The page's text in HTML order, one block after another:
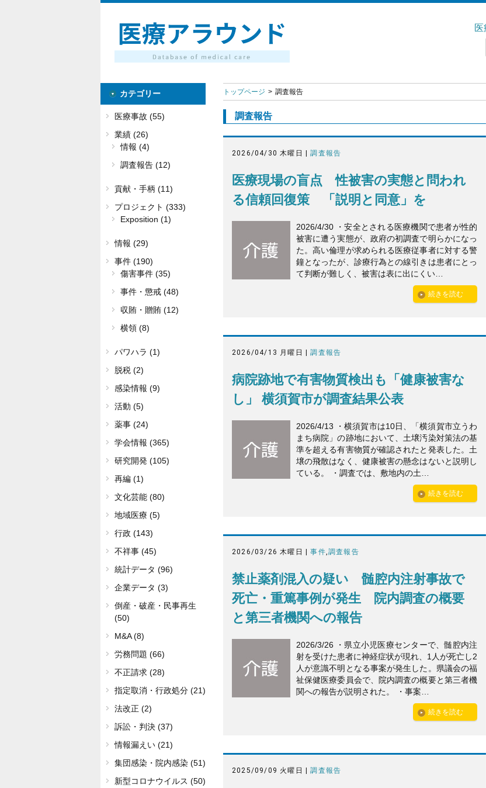
トップページ 調査報告
調査報告
2026/04/30 木曜日 |調査報告
医療現場の盲点 性被害の実態と問われ
る信頼回復策 「説明と同意」を
2026/4/30 ・安全とされる医療機関で患者が性的
被害に遭う実態が、政府の初調査で明らかになっ
た。高い倫理が求められる医療従事者に対する警
鐘となったが、診療行為との線引きは患者にとっ
て判断が難しく、被害は表に出にくい…
続きを読む
2026/04/13 月曜日 |調査報告
病院跡地で有害物質検出も「健康被害な
し」 横須賀市が調査結果公表
2026/4/13 ・横須賀市は10日、「横須賀市立うわ
まち病院」の跡地において、土壌汚染対策法の基
準を超える有害物質が確認されたと発表した。土
壌の飛散はなく、健康被害の懸念はないと説明し
ている。 ・調査では、敷地内の土…
続きを読む
2026/03/26 木曜日 |事件,調査報告
禁止薬剤混入の疑い 髄腔内注射事故で
死亡・重篤事例が発生 院内調査の概要
と第三者機関への報告
2026/3/26 ・県立小児医療センターで、髄腔内注
射を受けた患者に神経症状が現れ、1人が死亡し2
人が意識不明となる事案が発生した。県議会の福
祉保健医療委員会で、院内調査の概要と第三者機
関への報告が説明された。 ・事案…
続きを読む
2025/09/09 火曜日 |調査報告
カテゴリー
医療事故 (55)
業績 (26)
情報 (4)
調査報告 (12)
貢献・手柄 (11)
プロジェクト (333)
Exposition (1)
情報 (29)
事件 (190)
傷害事件 (35)
事件・懲戒 (48)
収賄・贈賄 (12)
横領 (8)
パワハラ (1)
脱税 (2)
感染情報 (9)
活動 (5)
薬事 (24)
学会情報 (365)
研究開発 (105)
再編 (1)
文化芸能 (80)
地域医療 (5)
行政 (143)
不祥事 (45)
統計データ (96)
企業データ (3)
倒産・破産・民事再生
(50)
M&A (8)
労務問題 (66)
不正請求 (28)
指定取消・行政処分 (21)
法改正 (2)
訴訟・判決 (37)
情報漏えい (21)
集団感染・院内感染 (51)
新型コロナウイルス (50)